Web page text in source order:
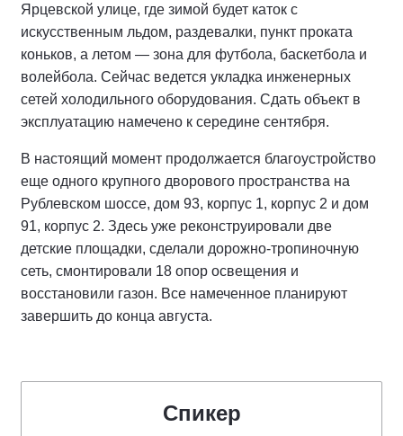
Ярцевской улице, где зимой будет каток с
искусственным льдом, раздевалки, пункт проката
коньков, а летом — зона для футбола, баскетбола и
волейбола. Сейчас ведется укладка инженерных
сетей холодильного оборудования. Сдать объект в
эксплуатацию намечено к середине сентября.
В настоящий момент продолжается благоустройство
еще одного крупного дворового пространства на
Рублевском шоссе, дом 93, корпус 1, корпус 2 и дом
91, корпус 2. Здесь уже реконструировали две
детские площадки, сделали дорожно-тропиночную
сеть, смонтировали 18 опор освещения и
восстановили газон. Все намеченное планируют
завершить до конца августа.
Спикер